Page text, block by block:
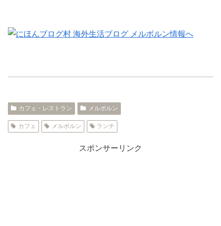
カフェ・レストラン メルボルン
カフェ メルボルン ランチ
スポンサーリンク